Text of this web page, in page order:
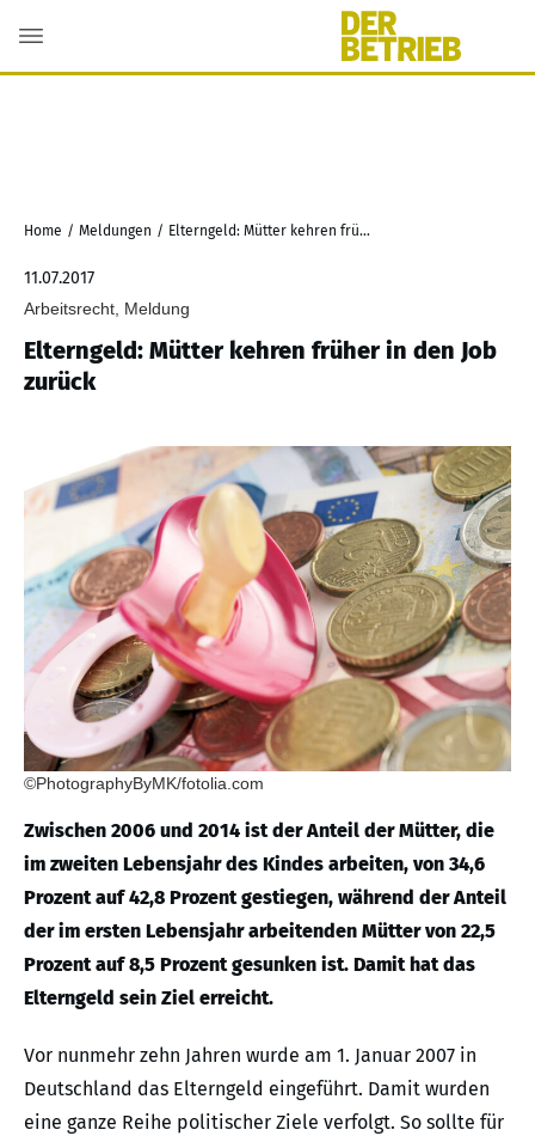
Home / Meldungen / Elterngeld: Mütter kehren früher in den Job zurück
11.07.2017
Arbeitsrecht, Meldung
Elterngeld: Mütter kehren früher in den Job
zurück
©PhotographyByMK/fotolia.com
Zwischen 2006 und 2014 ist der Anteil der Mütter, die
im zweiten Lebensjahr des Kindes arbeiten, von 34,6
Prozent auf 42,8 Prozent gestiegen, während der Anteil
der im ersten Lebensjahr arbeitenden Mütter von 22,5
Prozent auf 8,5 Prozent gesunken ist. Damit hat das
Elterngeld sein Ziel erreicht.
Vor nunmehr zehn Jahren wurde am 1. Januar 2007 in
Deutschland das Elterngeld eingeführt. Damit wurden
eine ganze Reihe politischer Ziele verfolgt. So sollte für